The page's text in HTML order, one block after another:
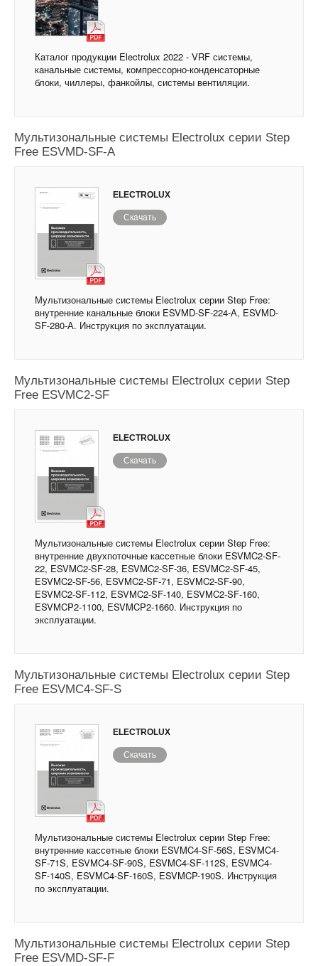
Каталог продукции Electrolux 2022 - VRF системы,
канальные системы, компрессорно-конденсаторные
блоки, чиллеры, фанкойлы, системы вентиляции.
Мультизональные системы Electrolux серии Step
Free ESVMD-SF-A
ELECTROLUX
Скачать
Мультизональные системы Electrolux серии Step Free:
внутренние канальные блоки ESVMD-SF-224-А, ESVMD-
SF-280-А. Инструкция по эксплуатации.
Мультизональные системы Electrolux серии Step
Free ESVMC2-SF
ELECTROLUX
Скачать
Мультизональные системы Electrolux серии Step Free:
внутренние двухпоточные кассетные блоки ESVMC2-SF-
22, ESVMC2-SF-28, ESVMC2-SF-36, ESVMC2-SF-45,
ESVMC2-SF-56, ESVMC2-SF-71, ESVMC2-SF-90,
ESVMC2-SF-112, ESVMC2-SF-140, ESVMC2-SF-160,
ESVMCP2-1100, ESVMCP2-1660. Инструкция по
эксплуатации.
Мультизональные системы Electrolux серии Step
Free ESVMC4-SF-S
ELECTROLUX
Скачать
Мультизональные системы Electrolux серии Step Free:
внутренние кассетные блоки ESVMC4-SF-56S, ESVMC4-
SF-71S, ESVMC4-SF-90S, ESVMC4-SF-112S, ESVMC4-
SF-140S, ESVMC4-SF-160S, ESVMCP-190S. Инструкция
по эксплуатации.
Мультизональные системы Electrolux серии Step
Free ESVMD-SF-F